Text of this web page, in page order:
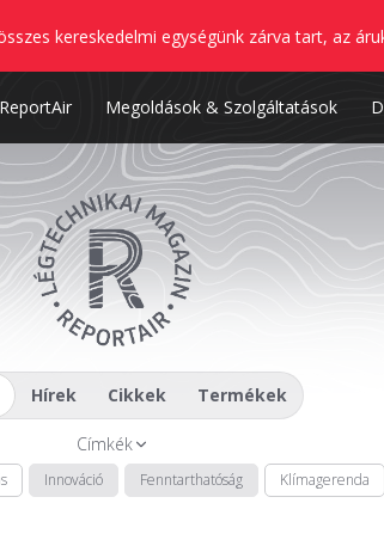
kereskedelmi egységünk zárva tart, az
ReportAir Megoldások & Szolgáltatások
Hírek Cikkek Termékek
Címkék
Innováció Fenntarthatóság Klímagerenda